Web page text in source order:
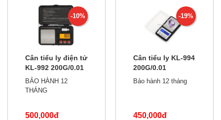
-10%
Cân tiểu ly điện tử
KL-992 200G/0.01
NEW
BẢO HÀNH 12
THÁNG
500,000đ
-19%
Cân tiểu ly KL-994
200G/0.01
Bảo hành 12 tháng
450,000đ